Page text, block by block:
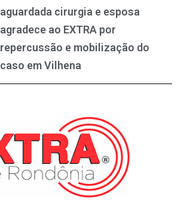
aguardada cirurgia e esposa
agradece ao EXTRA por
repercussão e mobilização do
caso em Vilhena